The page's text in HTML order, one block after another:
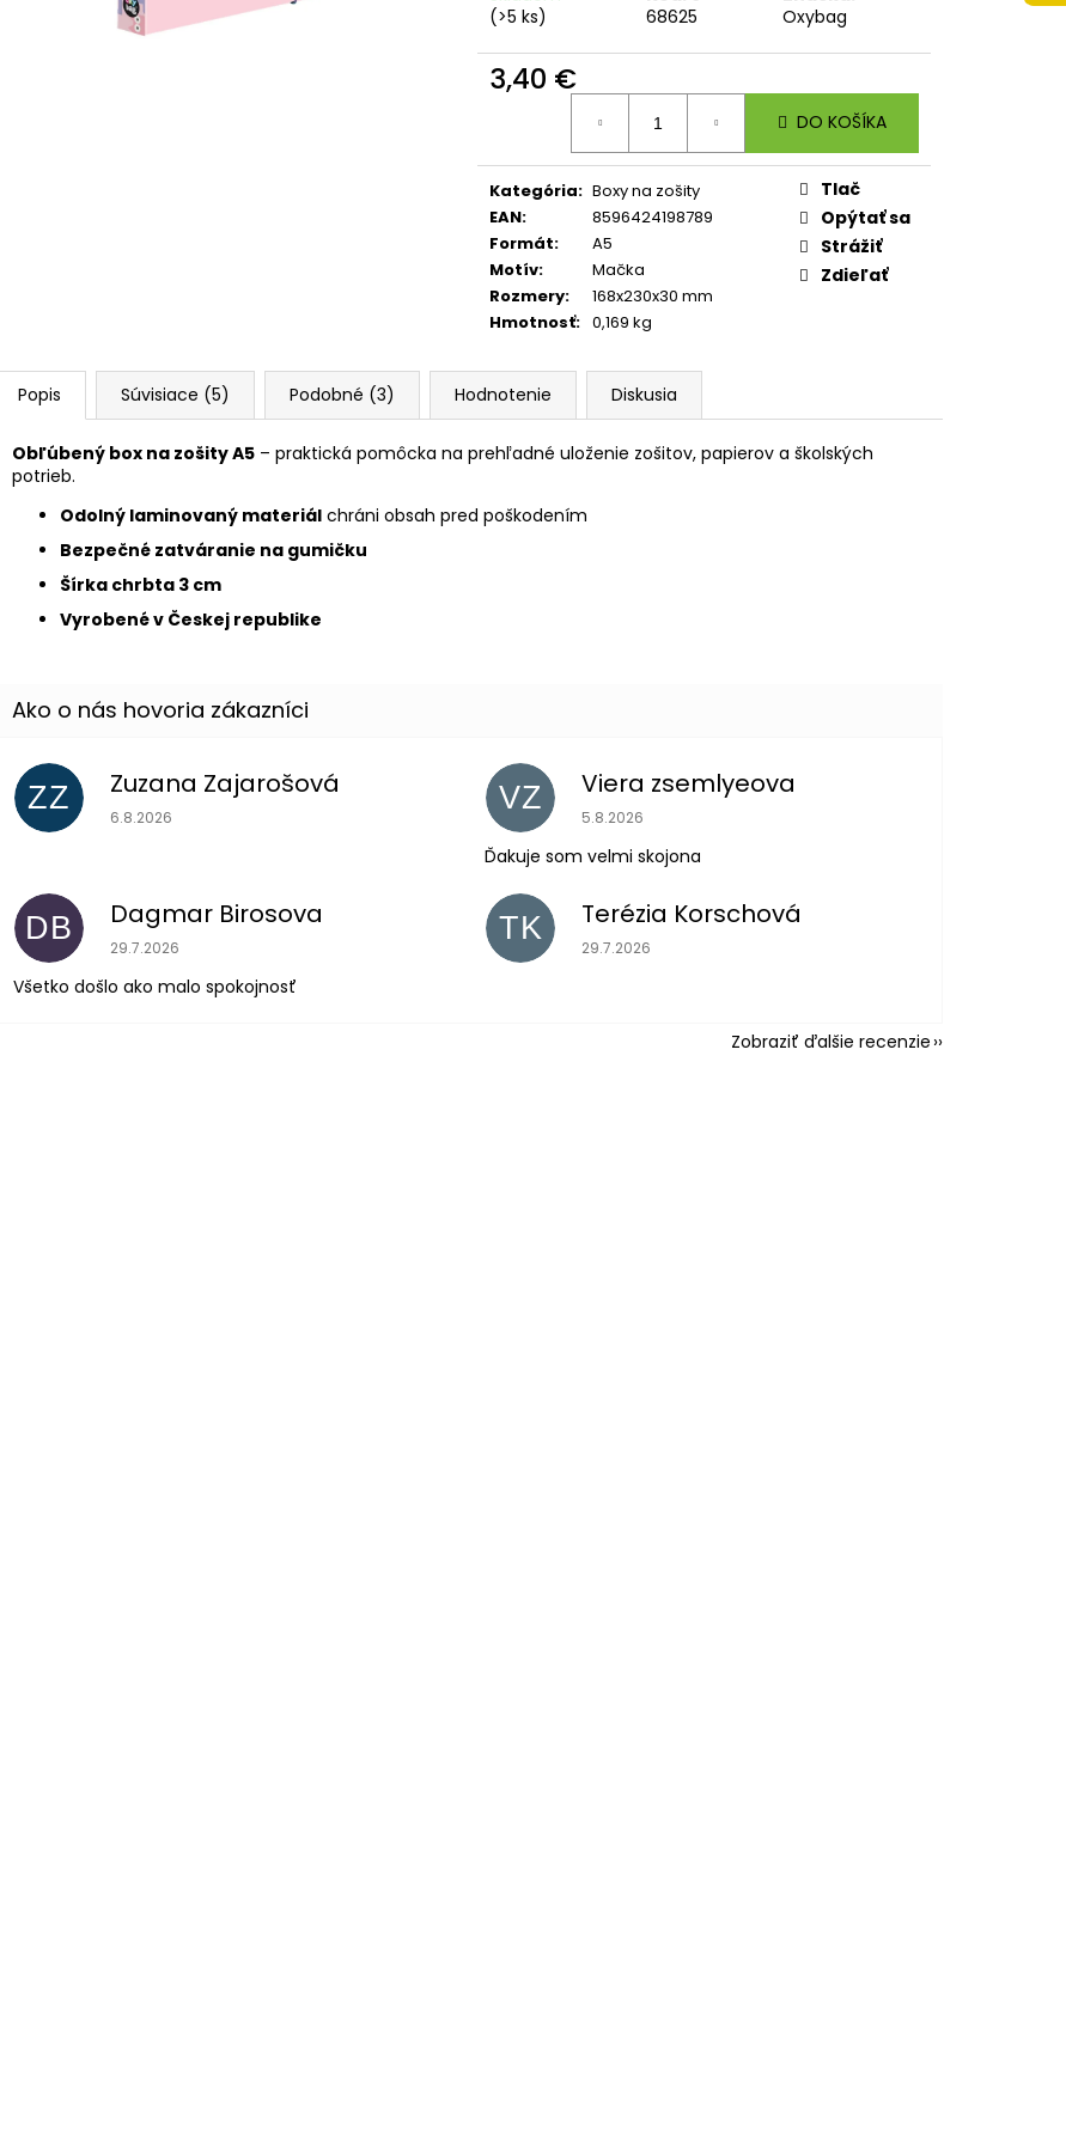
(>5 ks)
68625
Oxybag
3,40 €
Jednotková
DO KOŠÍKA
Kategória: Boxy na zošity
EAN:
8596424198789
Formát:
A5
Motív:
Mačka
Rozmery:
168x230x30 mm
Hmotnosť: 0,169 kg
Tlač
Opýtať sa
Strážiť
Zdieľať
Popis Súvisiace (5) Podobné (3) Hodnotenie Diskusia
Obľúbený box na zošity A5 – praktická pomôcka na prehľadné uloženie zošitov, papierov a školských
potrieb.
Odolný laminovaný materiál chráni obsah pred poškodením
Bezpečné zatváranie na gumičku
Šírka chrbta 3 cm
Vyrobené v Českej republike
ZZ Zuzana Zajarošová
Hodnotenie obchodu je 5 z 5 hviezdičiek.
6.8.2026
VZ Viera zsemlyeova
Hodnotenie obchodu je 5 z 5 hviezdičiek.
5.8.2026
Ďakuje som velmi skojona
DB Dagmar Birosova
Hodnotenie obchodu je 5 z 5 hviezdičiek.
29.7.2026
Všetko došlo ako malo spokojnosť
TK Terézia Korschová
Hodnotenie obchodu je 5 z 5 hviezdičiek.
29.7.2026
Zobraziť ďalšie recenzie
ŠKOLSKÝ SET 8-DIELNY OXY GO
FOOTBALL CHAMPIONSHIP
BOX NA ZOŠITY A4 JUMBO AUTO SPEED